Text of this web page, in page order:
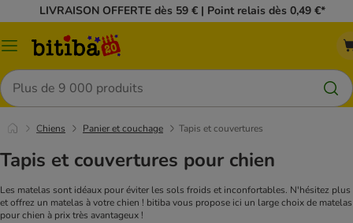
LIVRAISON OFFERTE dès 59 € | Point relais dès 0,49 €*
Menu
Rechercher
Chiens Panier et couchage Tapis et couvertures
Tapis et couvertures pour chien
Les matelas sont idéaux pour éviter les sols froids et inconfortables. N'hésitez plus
et offrez un matelas à votre chien ! bitiba vous propose ici un large choix de matelas
pour chien à prix très avantageux !